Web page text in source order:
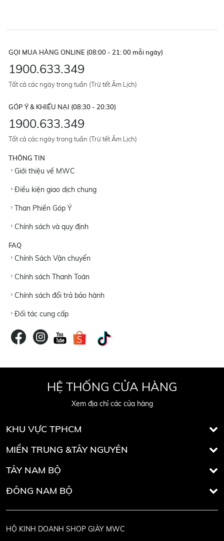
GỌI MUA HÀNG ONLINE (08:00 - 21: 00 mỗi ngày)
1900.633.349
Tất cả các ngày trong tuần (Trừ tết Âm Lịch)
GÓP Ý & KHIẾU NẠI (08:30 - 20:30)
1900.633.349
Tất cả các ngày trong tuần (Trừ tết Âm Lịch)
THÔNG TIN
Giới thiệu về MWC
Điều kiện giao dịch chung
Than Phiền Góp Ý
Chính sách và quy định
FAQ
Chính Sách Vận chuyển
Chính sách Thanh Toán
Chính sách đổi trả bảo hành
Đối tác cung cấp
HỆ THỐNG CỬA HÀNG
Xem địa chỉ các cửa hàng
KHU VỰC TPHCM
MIỀN TRUNG &TÂY NGUYÊN
TÂY NAM BỘ
ĐÔNG NAM BỘ
HỘ KINH DOANH SHOP GIÀY MWC